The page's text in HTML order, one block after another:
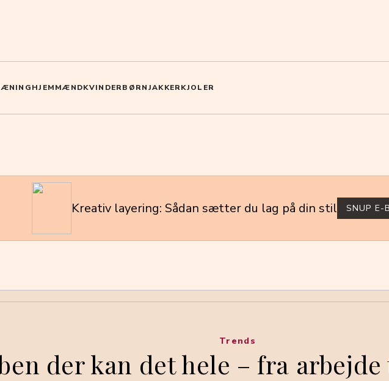
HJEMMÆNDKVINDERBØRNJAKKERKJOLER
Kreativ layering: Sådan sætter du lag på din stil SNUP E-
der kan det hele – fra
Trends